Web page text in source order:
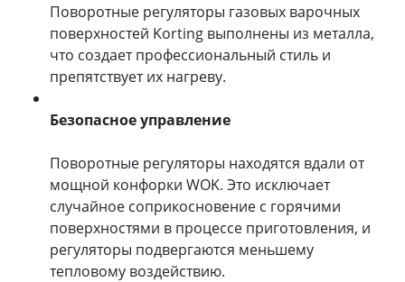
Поворотные регуляторы газовых варочных
поверхностей Korting выполнены из металла,
что создает профессиональный стиль и
препятствует их нагреву.
Безопасное управление
Поворотные регуляторы находятся вдали от
мощной конфорки WOK. Это исключает
случайное соприкосновение с горячими
поверхностями в процессе приготовления, и
регуляторы подвергаются меньшему
тепловому воздействию.